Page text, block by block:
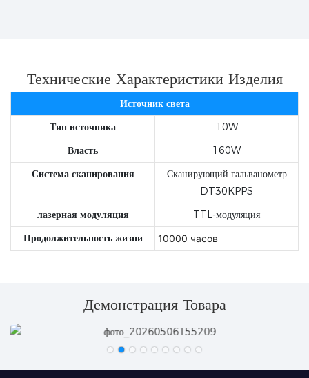
Технические Характеристики Изделия
Источник света
Тип источника
10W
Власть
160W
Система сканирования
Сканирующий гальванометр
DT30KPPS
лазерная модуляция
TTL-модуляция
Продолжительность жизни
10000 часов
Демонстрация Товара